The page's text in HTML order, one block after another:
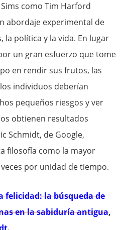
como Tim Harford
abordaje experimental de
la política y la vida. En lugar
un gran esfuerzo que tome
en rendir sus frutos, las
individuos deberían
pequeños riesgos y ver
obtienen resultados
Schmidt, de Google,
filosofía como la mayor
por unidad de tiempo.
felicidad: la búsqueda de
en la sabiduría antigua,